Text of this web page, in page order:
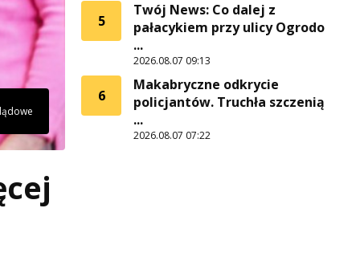
5
Twój News: Co dalej z
pałacykiem przy ulicy Ogrodo
...
2026.08.07 09:13
6
Makabryczne odkrycie
policjantów. Truchła szczenią
...
2026.08.07 07:22